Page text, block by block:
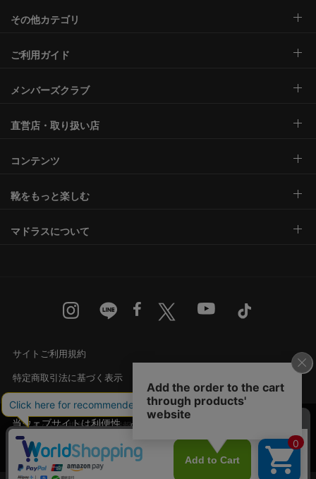
その他カテゴリ
ご利用ガイド
メンバーズクラブ
直営店・取り扱い店
コンテンツ
靴をもっと楽しむ
マドラスについて
サイトご利用規約
特定商取引法に基づく表示
古物営業法に基づく表示
プライバシー規約・個人情報の取り扱い
カスタマーハラスメントに対する基本方針
当ウェブサイトは利便性、品質維持・向上を目的
にCookieを使用しております。詳細はプライバシ
ー規約をご覧ください。
承諾する